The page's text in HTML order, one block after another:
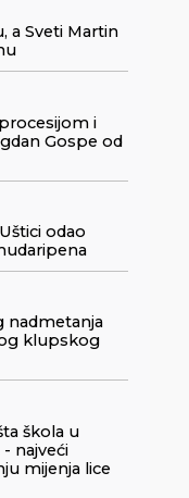
a Sveti Martin
i
Gospe od
odao
nadmetanja
klupskog
škola u
najveći
mijenja lice